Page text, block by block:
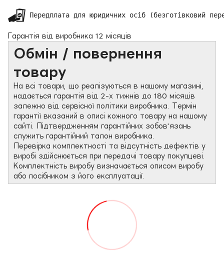
Передплата для юридичних осіб (безготівковий
Гарантія від виробника 12 місяців
Обмін / повернення
товару
На всі товари, що реалізуються в нашому магазині,
надається гарантія від 2-х тижнів до 180 місяців
залежно від сервісної політики виробника. Термін
гарантії вказаний в описі кожного товару на нашому
сайті. Підтвердженням гарантійних зобов'язань
служить гарантійний талон виробника.
Перевірка комплектності та відсутність дефектів у
виробі здійснюється при передачі товару покупцеві.
Комплектність виробу визначається описом виробу
або посібником з його експлуатації.